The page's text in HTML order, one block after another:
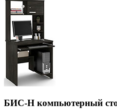
БИС-Н компьютерный